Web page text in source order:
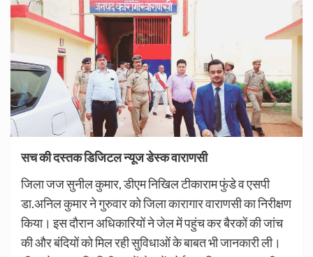
सच की दस्तक डिजिटल न्यूज डेस्क वाराणसी
जिला जज सुनील कुमार, डीएम निखिल टीकाराम फुंडे व एसपी
डा.अनिल कुमार ने गुरुवार को जिला कारागार वाराणसी का निरीक्षण
किया। इस दौरान अधिकारियों ने जेल में पहुंच कर बैरकों की जांच
की और बंदियों को मिल रही सुविधाओं के बाबत भी जानकारी ली।